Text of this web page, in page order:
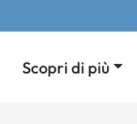
Scopri di più